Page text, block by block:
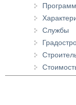
Службы